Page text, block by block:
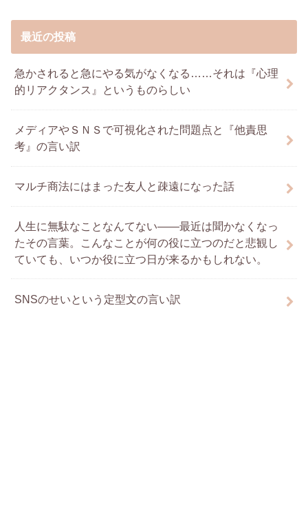
最近の投稿
急かされると急にやる気がなくなる……それは『心理
的リアクタンス』というものらしい
メディアやＳＮＳで可視化された問題点と『他責思
考』の言い訳
マルチ商法にはまった友人と疎遠になった話
人生に無駄なことなんてない――最近は聞かなくなっ
たその言葉。こんなことが何の役に立つのだと悲観し
ていても、いつか役に立つ日が来るかもしれない。
SNSのせいという定型文の言い訳